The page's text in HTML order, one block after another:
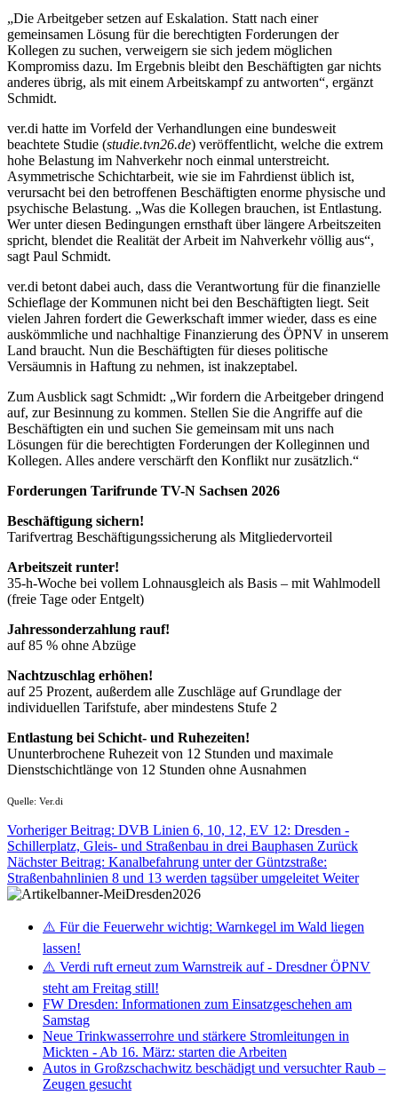
„Die Arbeitgeber setzen auf Eskalation. Statt nach einer
gemeinsamen Lösung für die berechtigten Forderungen der
Kollegen zu suchen, verweigern sie sich jedem möglichen
Kompromiss dazu. Im Ergebnis bleibt den Beschäftigten gar nichts
anderes übrig, als mit einem Arbeitskampf zu antworten“, ergänzt
Schmidt.
ver.di hatte im Vorfeld der Verhandlungen eine bundesweit
beachtete Studie (studie.tvn26.de) veröffentlicht, welche die extrem
hohe Belastung im Nahverkehr noch einmal unterstreicht.
Asymmetrische Schichtarbeit, wie sie im Fahrdienst üblich ist,
verursacht bei den betroffenen Beschäftigten enorme physische und
psychische Belastung. „Was die Kollegen brauchen, ist Entlastung.
Wer unter diesen Bedingungen ernsthaft über längere Arbeitszeiten
spricht, blendet die Realität der Arbeit im Nahverkehr völlig aus“,
sagt Paul Schmidt.
ver.di betont dabei auch, dass die Verantwortung für die finanzielle
Schieflage der Kommunen nicht bei den Beschäftigten liegt. Seit
vielen Jahren fordert die Gewerkschaft immer wieder, dass es eine
auskömmliche und nachhaltige Finanzierung des ÖPNV in unserem
Land braucht. Nun die Beschäftigten für dieses politische
Versäumnis in Haftung zu nehmen, ist inakzeptabel.
Zum Ausblick sagt Schmidt: „Wir fordern die Arbeitgeber dringend
auf, zur Besinnung zu kommen. Stellen Sie die Angriffe auf die
Beschäftigten ein und suchen Sie gemeinsam mit uns nach
Lösungen für die berechtigten Forderungen der Kolleginnen und
Kollegen. Alles andere verschärft den Konflikt nur zusätzlich.“
Forderungen Tarifrunde TV-N Sachsen 2026
Beschäftigung sichern!
Tarifvertrag Beschäftigungssicherung als Mitgliedervorteil
Arbeitszeit runter!
35-h-Woche bei vollem Lohnausgleich als Basis – mit Wahlmodell
(freie Tage oder Entgelt)
Jahressonderzahlung rauf!
auf 85 % ohne Abzüge
Nachtzuschlag erhöhen!
auf 25 Prozent, außerdem alle Zuschläge auf Grundlage der
individuellen Tarifstufe, aber mindestens Stufe 2
Entlastung bei Schicht- und Ruhezeiten!
Ununterbrochene Ruhezeit von 12 Stunden und maximale
Dienstschichtlänge von 12 Stunden ohne Ausnahmen
Quelle: Ver.di
Vorheriger Beitrag: DVB Linien 6, 10, 12, EV 12: Dresden -
Schillerplatz, Gleis- und Straßenbau in drei Bauphasen Zurück
Nächster Beitrag: Kanalbefahrung unter der Güntzstraße:
Straßenbahnlinien 8 und 13 werden tagsüber umgeleitet Weiter
⚠️ Für die Feuerwehr wichtig: Warnkegel im Wald liegen
lassen!
⚠️ Verdi ruft erneut zum Warnstreik auf - Dresdner ÖPNV
steht am Freitag still!
FW Dresden: Informationen zum Einsatzgeschehen am
Samstag
Neue Trinkwasserrohre und stärkere Stromleitungen in
Mickten - Ab 16. März: starten die Arbeiten
Autos in Großzschachwitz beschädigt und versuchter Raub –
Zeugen gesucht